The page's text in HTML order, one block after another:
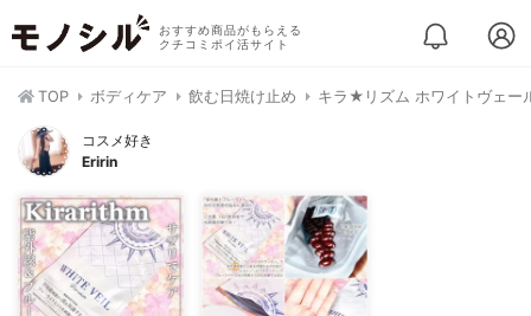
おすすめ商品がもらえる
クチコミポイ活サイト
TOP ボディケア 飲む日焼け止め キラ★リズム ホワイトヴェー
コスメ好き
Eririn